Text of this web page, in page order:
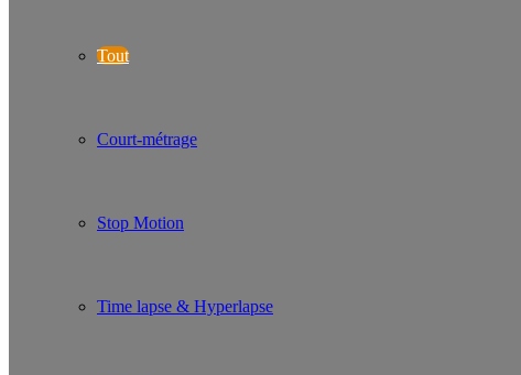
Tout
Court-métrage
Stop Motion
Time lapse & Hyperlapse